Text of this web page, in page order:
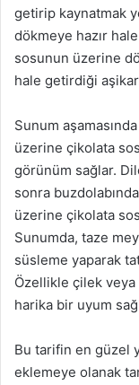
getirip kaynatmak
dökmeye hazır
sosunun üzerine
hale getirdiği
Sunum
üzerine çikolata
görünüm sağlar.
sonra
üzerine çikolata
Sunumda, taze
süsleme yaparak
Özellikle çilek
harika bir uyum
Bu tarifin en güzel
eklemeye olanak